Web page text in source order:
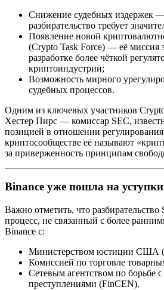
Снижение судебных издержек
разбирательство требует
Появление новой
(Crypto Task Force) — её миссия
разработке более чёткой
криптоиндустрии;
Возможность мирного
судебных процессов.
Одним из ключевых участников Crypto
Хестер Пирс — комиссар SEC,
позицией в отношении
криптосообществе её называют
за приверженность принципам
Binance уже пошла на
Важно отметить, что
процесс, не связанный с более
Binance с:
Министерством юстиции США
Комиссией по торговле
Сетевым агентством по борьбе
преступлениями (FinCEN).